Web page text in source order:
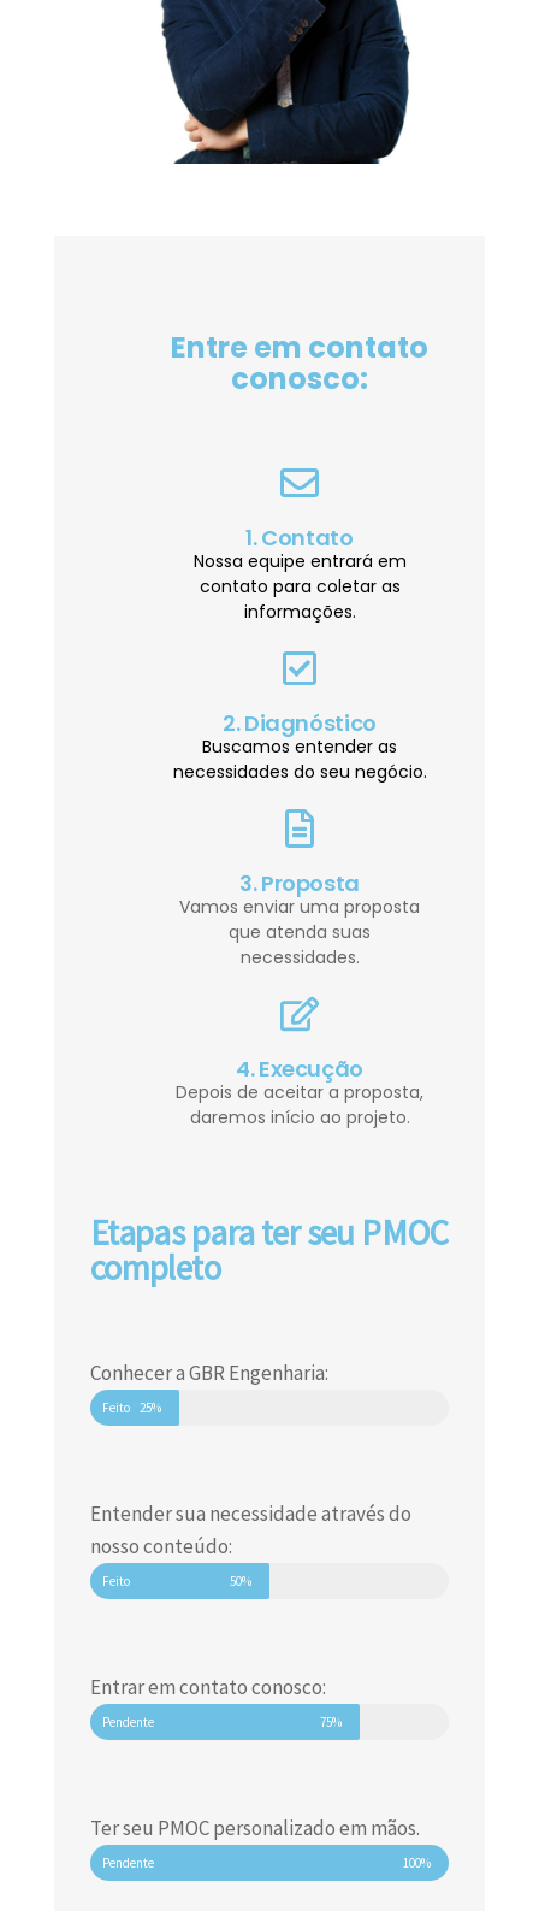
Entre em contato
conosco:
1. Contato
Nossa equipe entrará em
contato para coletar as
informações.
2. Diagnóstico
Buscamos entender as
necessidades do seu negócio.
3. Proposta
Vamos enviar uma proposta
que atenda suas
necessidades.
4. Execução
Depois de aceitar a proposta,
daremos início ao projeto.
Etapas para ter seu PMOC
completo
Conhecer a GBR Engenharia:
Feito 25%
Entender sua necessidade através do
nosso conteúdo:
Feito 50%
Entrar em contato conosco:
Pendente 75%
Ter seu PMOC personalizado em mãos.
Pendente 100%